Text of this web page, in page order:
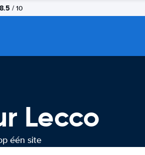
8.5 / 10
Lecco
één site